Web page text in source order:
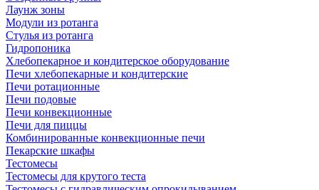
Лаунж зоны
Модули из ротанга
Стулья из ротанга
Гидропоника
Хлебопекарное и кондитерское оборудование
Печи хлебопекарные и кондитерские
Печи ротационные
Печи подовые
Печи конвекционные
Печи для пиццы
Комбинированные конвекционные печи
Пекарские шкафы
Тестомесы
Тестомесы для крутого теста